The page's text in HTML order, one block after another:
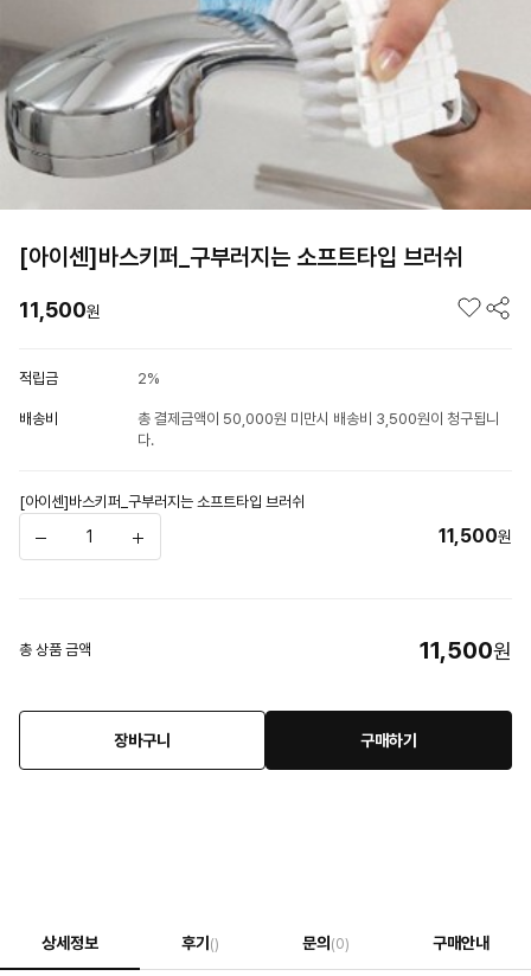
[아이센]바스키퍼_구부러지는 소프트타입 브러쉬
11,500원
적립금 2%
배송비
총 결제금액이 50,000원 미만시 배송비 3,500원이 청구됩니
다.
[아이센]바스키퍼_구부러지는 소프트타입 브러쉬
11,500원
총 상품 금액 11,500원
장바구니 구매하기
상세정보 후기 () 문의 (0) 구매안내